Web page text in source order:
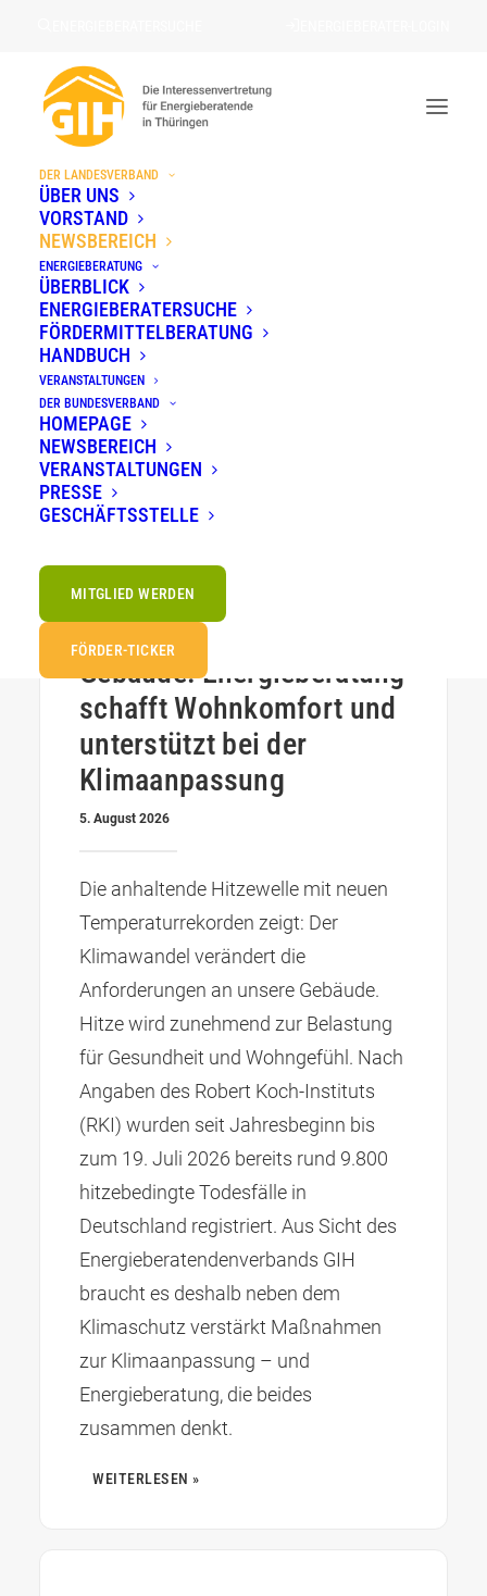
DER LANDESVERBAND
ÜBER UNS
VORSTAND
NEWSBEREICH
ENERGIEBERATUNG
ÜBERBLICK
ENERGIEBERATERSUCHE
FÖRDERMITTELBERATUNG
HANDBUCH
VERANSTALTUNGEN
DER BUNDESVERBAND
HOMEPAGE
NEWSBEREICH
VERANSTALTUNGEN
PRESSE
GESCHÄFTSSTELLE
MITGLIED WERDEN
FÖRDER-TICKER
Newsbereich
STARTSEITE»NEWSBEREICH
Aktuelle Meldungen rund um
Gebäude, Energie und
Nachhaltigkeit
PRESSEMITTEILUNGEN
Hitzeschutz beginnt am
Gebäude: Energieberatung
schafft Wohnkomfort und
unterstützt bei der
Klimaanpassung
5. August 2026
Die anhaltende Hitzewelle mit neuen
Temperaturrekorden zeigt: Der
Klimawandel verändert die
Anforderungen an unsere Gebäude.
Hitze wird zunehmend zur Belastung
für Gesundheit und Wohngefühl. Nach
Angaben des Robert Koch-Instituts
(RKI) wurden seit Jahresbeginn bis
zum 19. Juli 2026 bereits rund 9.800
hitzebedingte Todesfälle in
Deutschland registriert. Aus Sicht des
Energieberatendenverbands GIH
braucht es deshalb neben dem
Klimaschutz verstärkt Maßnahmen
zur Klimaanpassung – und
Energieberatung, die beides
zusammen denkt.
WEITERLESEN »